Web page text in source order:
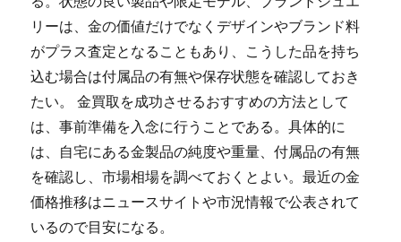
リーは、金の価値だけでなくデザインやブランド料
がプラス査定となることもあり、こうした品を持ち
込む場合は付属品の有無や保存状態を確認しておき
たい。 金買取を成功させるおすすめの方法として
は、事前準備を入念に行うことである。具体的に
は、自宅にある金製品の純度や重量、付属品の有無
を確認し、市場相場を調べておくとよい。最近の金
価格推移はニュースサイトや市況情報で公表されて
いるので目安になる。